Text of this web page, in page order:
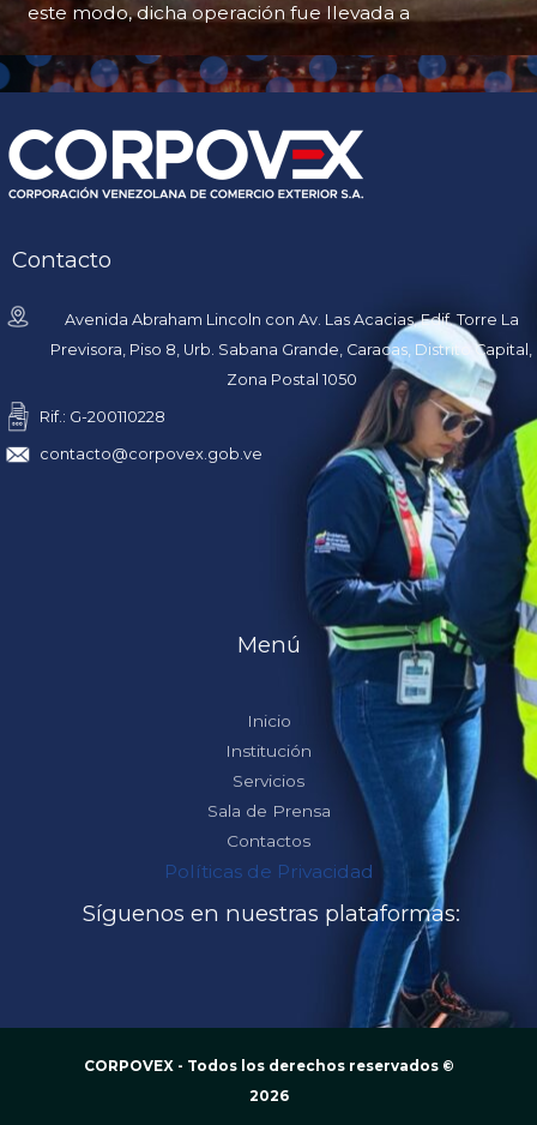
este modo, dicha operación fue llevada a
Contacto
Avenida Abraham Lincoln con Av. Las Acacias, Edif. Torre La
Previsora, Piso 8, Urb. Sabana Grande, Caracas, Distrito Capital,
Zona Postal 1050
Rif.: G-200110228
contacto@corpovex.gob.ve
Menú
Inicio
Institución
Servicios
Sala de Prensa
Contactos
Políticas de Privacidad
Síguenos en nuestras plataformas:
CORPOVEX - Todos los derechos reservados ©
2026